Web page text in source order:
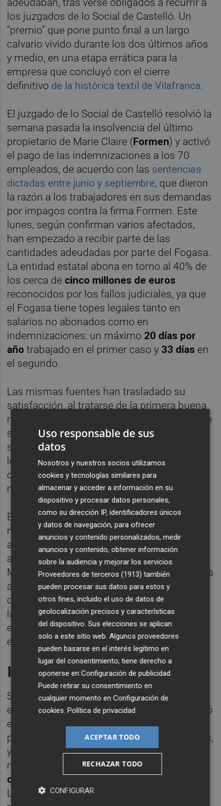
los juzgados de lo Social de Castelló. Un
“premio” que pone punto final a un largo
calvario vivido durante los dos últimos años
y medio, en una etapa errática para la
empresa que concluyó con el cierre
definitivo de la histórica textil de Vilafranca.
El juzgado de lo Social de Castelló resolvió la
semana pasada la insolvencia del último
propietario de Marie Claire (Formen) y activó
el pago de las indemnizaciones a los 70
empleados, de acuerdo con las sentencias
dictadas entre junio y septiembre, que dieron
la razón a los trabajadores en sus demandas
por impagos contra la firma Formen. Este
lunes, según confirman varios afectados,
han empezado a recibir parte de las
cantidades adeudadas por parte del Fogasa.
La entidad estatal abona en torno al 40% de
los cerca de cinco millones de euros
reconocidos por los fallos judiciales, ya que
el Fogasa tiene topes legales tanto en
salarios no abonados como en
indemnizaciones: un máximo 20 días por
año trabajado en el primer caso y 33 días en
el segundo.
Las mismas fuentes han trasladado su
satisfacción, al tratarse de la primera buena
noticia que reciben tras dos años y medio de
sufrimiento. Los problemas comenzaron en
septiembre de 2023, cuando la empresa no
logró enderezar su rumbo tras décadas de
dificultades, despidió a 190 trabajadores y
mantuvo a otros 70 en un ERTE.
En octubre de 2024 parecía abrirse una
nueva oportunidad para la textil con su
adquisición por parte deFormen
, una
antigua empresa del sector con sede en
Madrid que se había reconstituido tras varios
años sin actividad. La operación devolvió el
optimismo a la comarca, al comprometerse
la compradora a mantener a los 70
empleados e invertirtres millones de euros
en un plazo de tres años.
El final de la empresa
Sin embargo, su llegada resultó ser un
espejismo. Desde el inicio, Formen no abonó
el importe de la compra de la unidad
productiva ni los salarios de los trabajadores,
y en febrero anunció de forma unilateral su
marcha y la intención de aplicar un
colectivo
Los empleados demandaron a la empresa
Uso responsable de sus
datos
Nosotros y nuestros socios utilizamos
cookies y tecnologías similares para
almacenar y acceder a información en su
dispositivo y procesar datos personales,
como su dirección IP, identificadores únicos
y datos de navegación, para ofrecer
anuncios y contenido personalizados, medir
anuncios y contenido, obtener información
sobre la audiencia y mejorar los servicios.
Proveedores de terceros (1913) también
pueden procesar sus datos para estos y
otros fines, incluido el uso de datos de
geolocalización precisos y características
del dispositivo. Sus elecciones se aplican
solo a este sitio web. Algunos proveedores
pueden basarse en el interés legítimo en
lugar del consentimiento; tiene derecho a
oponerse enConfiguración de publicidad.
Puede retirar su consentimiento en
cualquier momento enConfiguración de
cookies.Política de privacidad
ACEPTAR TODO
RECHAZAR TODO
CONFIGURAR